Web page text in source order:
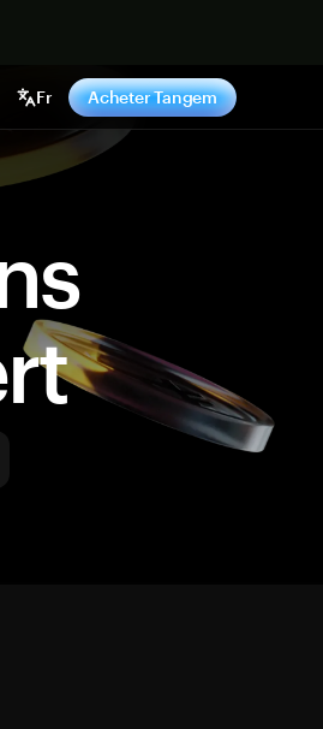
Fr Acheter Tangem